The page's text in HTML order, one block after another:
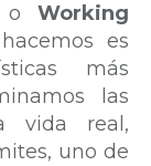
oWorking
es
más
las
vida real,
uno de